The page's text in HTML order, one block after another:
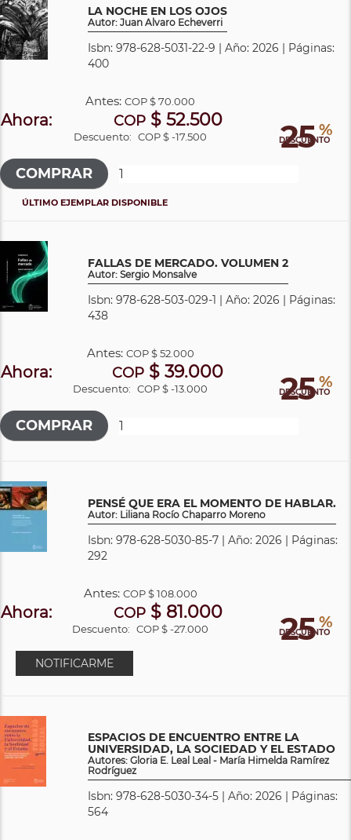
LA NOCHE EN LOS OJOS
Autor: Juan Alvaro Echeverri
Isbn: 978-628-5031-22-9 | Año: 2026 | Páginas:
400
25 %
DESCUENTO
Antes:COP$ 70.000
Ahora: COP$ 52.500
Descuento: COP $ -17.500
ÚLTIMO EJEMPLAR DISPONIBLE
FALLAS DE MERCADO. VOLUMEN 2
Autor: Sergio Monsalve
Isbn: 978-628-503-029-1 | Año: 2026 | Páginas:
438
25 %
DESCUENTO
Antes: COP$ 52.000
Ahora: COP $ 39.000
Descuento: COP $ -13.000
PENSÉ QUE ERA EL MOMENTO DE HABLAR.
Autor: Liliana Rocío Chaparro Moreno
Isbn: 978-628-5030-85-7 | Año: 2026 | Páginas:
292
25 %
DESCUENTO
Antes: COP$ 108.000
Ahora: COP$ 81.000
Descuento: COP $ -27.000
NOTIFICARME
ESPACIOS DE ENCUENTRO ENTRE LA
UNIVERSIDAD, LA SOCIEDAD Y EL ESTADO
Autores: Gloria E. Leal Leal - María Himelda Ramírez
Rodríguez
Isbn: 978-628-5030-34-5 | Año: 2026 | Páginas:
564